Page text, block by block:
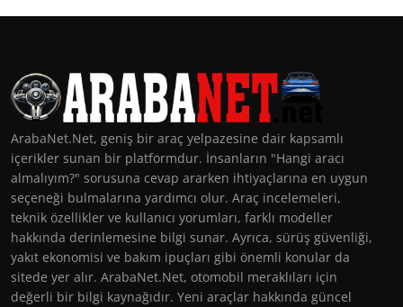
ArabaNet.Net, geniş bir araç yelpazesine dair kapsamlı
içerikler sunan bir platformdur. İnsanların "Hangi aracı
almalıyım?" sorusuna cevap ararken ihtiyaçlarına en uygun
seçeneği bulmalarına yardımcı olur. Araç incelemeleri,
teknik özellikler ve kullanıcı yorumları, farklı modeller
hakkında derinlemesine bilgi sunar. Ayrıca, sürüş güvenliği,
yakıt ekonomisi ve bakım ipuçları gibi önemli konular da
sitede yer alır. ArabaNet.Net, otomobil meraklıları için
değerli bir bilgi kaynağıdır. Yeni araçlar hakkında güncel